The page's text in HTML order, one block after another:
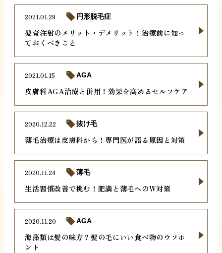
髪育注射のメリット・デメリット！治療前に知っ
ておくべきこと
2021.01.29 円形脱毛症
皮膚科AGA治療と併用！効果を高めるセルフケア
2021.01.15 AGA
薄毛治療は皮膚科から！専門医が語る原因と対策
2020.12.22 抜け毛
生活習慣改善で挑む！肥満と薄毛へのW対策
2020.11.24 薄毛
海藻類は髪の味方？髪の毛にいい食べ物のウソホ
ント
2020.11.20 AGA